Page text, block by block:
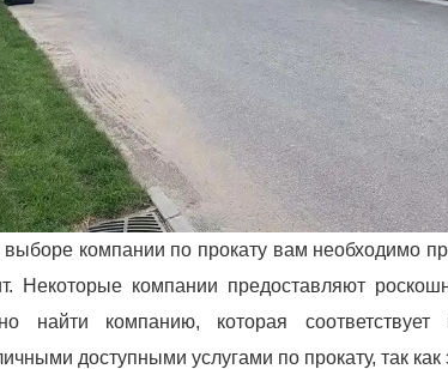
компании по прокату вам необходимо
Некоторые компании предоставляют
найти компанию, которая
доступными услугами по прокату, так